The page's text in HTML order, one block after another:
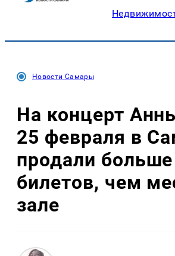
Новости Самары
На концерт
25 февраля в
продали больше
билетов, чем
зале